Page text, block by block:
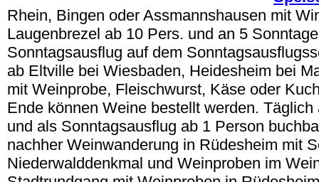
Rhein, Bingen oder Assmannshausen mit
Laugenbrezel ab 10 Pers. und an 5
Sonntagsausflug auf dem
ab Eltville bei Wiesbaden, Heidesheim bei
mit Weinprobe, Fleischwurst, Käse oder
Ende können Weine bestellt werden. Täglich
und als Sonntagsausflug ab 1 Person
nachher Weinwanderung in Rüdesheim mit
Niederwalddenkmal und Weinproben im